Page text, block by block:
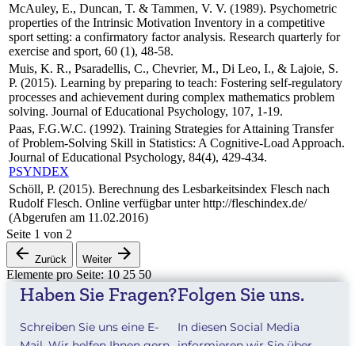
McAuley, E., Duncan, T. & Tammen, V. V. (1989). Psychometric
properties of the Intrinsic Motivation Inventory in a competitive
sport setting: a confirmatory factor analysis. Research quarterly for
exercise and sport, 60 (1), 48-58.
Muis, K. R., Psaradellis, C., Chevrier, M., Di Leo, I., & Lajoie, S.
P. (2015). Learning by preparing to teach: Fostering self-regulatory
processes and achievement during complex mathematics problem
solving. Journal of Educational Psychology, 107, 1-19.
Paas, F.G.W.C. (1992). Training Strategies for Attaining Transfer
of Problem-Solving Skill in Statistics: A Cognitive-Load Approach.
Journal of Educational Psychology, 84(4), 429-434.
PSYNDEX
Schöll, P. (2015). Berechnung des Lesbarkeitsindex Flesch nach
Rudolf Flesch. Online verfügbar unter http://fleschindex.de/
(Abgerufen am 11.02.2016)
Seite 1 von 2
Zurück Weiter
Elemente pro Seite:10 25 50
Haben Sie Fragen?
Schreiben Sie uns eine E-
Folgen Sie uns.
In diesen Social Media